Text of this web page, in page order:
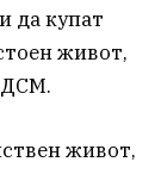
да купат
живот,
живот,